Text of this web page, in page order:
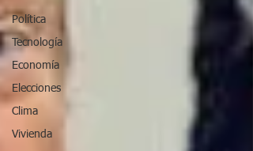
Política
Tecnología
Economía
Elecciones
Clima
Vivienda